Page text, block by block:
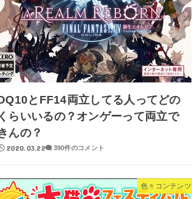
とFF14両立してる人ってどの
くらいいるの？オンゲーって両立で
んの？
2020.03.22 390件のコメント
色々コンテンツ